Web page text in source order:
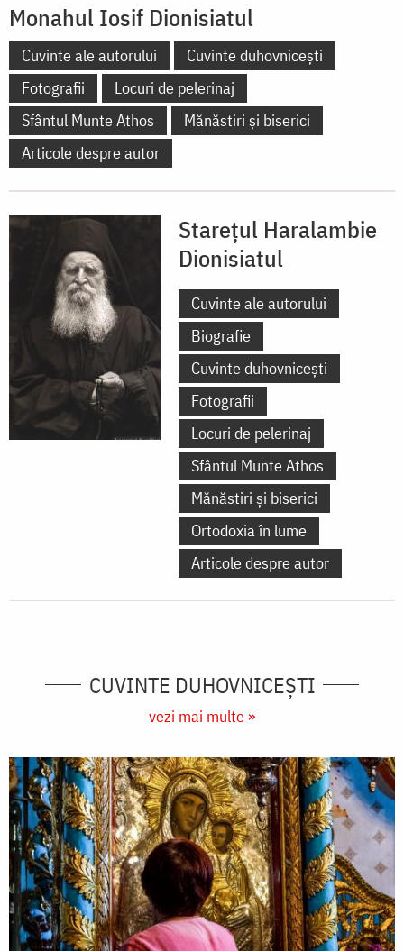
Monahul Iosif Dionisiatul
Cuvinte ale autorului
Cuvinte duhovnicești
Fotografii
Locuri de pelerinaj
Sfântul Munte Athos
Mănăstiri și biserici
Articole despre autor
Starețul Haralambie
Dionisiatul
Cuvinte ale autorului
Biografie
Cuvinte duhovnicești
Fotografii
Locuri de pelerinaj
Sfântul Munte Athos
Mănăstiri și biserici
Ortodoxia în lume
Articole despre autor
CUVINTE DUHOVNICEȘTI
vezi mai multe »